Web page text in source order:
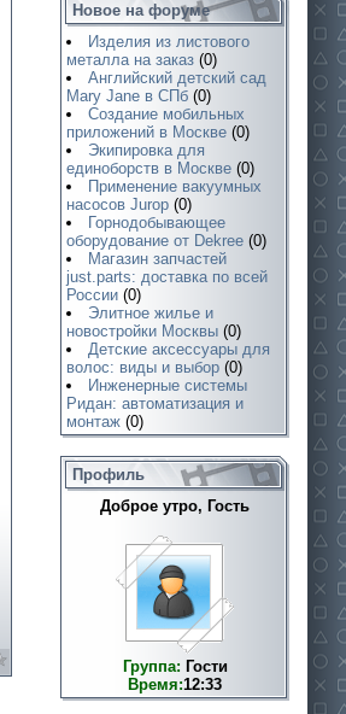
Новое на форуме
Изделия из листового
металла на заказ (0)
Английский детский сад
Mary Jane в СПб (0)
Создание мобильных
приложений в Москве (0)
Экипировка для
единоборств в Москве (0)
Применение вакуумных
насосов Jurop (0)
Горнодобывающее
оборудование от Dekree (0)
Магазин запчастей
just.parts: доставка по всей
России (0)
Элитное жилье и
новостройки Москвы (0)
Детские аксессуары для
волос: виды и выбор (0)
Инженерные системы
Ридан: автоматизация и
монтаж (0)
Профиль
Доброе утро, Гость
Группа: Гости
Время:12:33